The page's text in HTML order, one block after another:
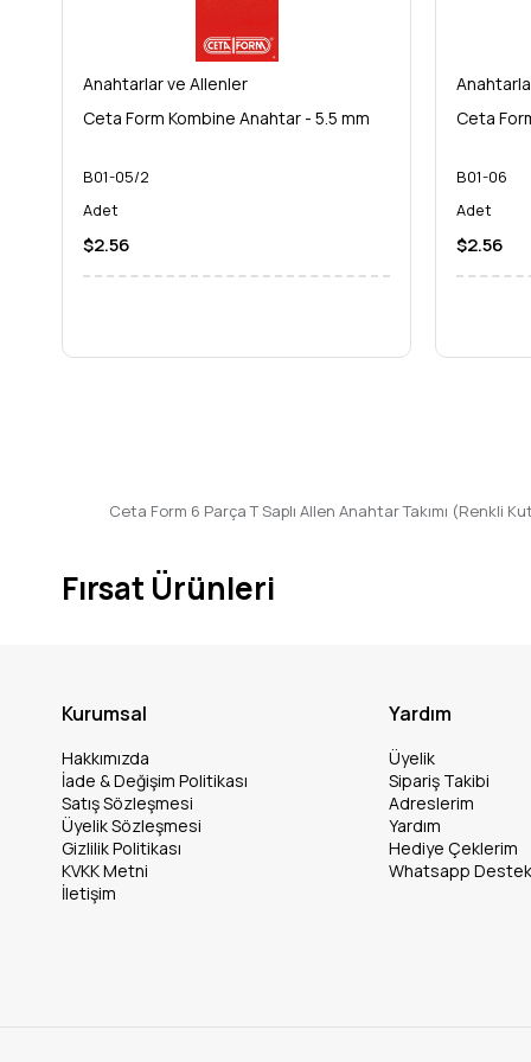
Anahtarlar ve Allenler
Ceta Form Kombine Anahtar - 5.5 mm
B01-05/2
Adet
$2.56
Ceta
B01-06
Adet
$2.56
Ceta Form 6 Parça T Saplı Allen Anahtar Takımı (Renkli
Fırsat Ürünleri
Kurumsal
Hakkımızda
İade & Değişim Politikası
Satış Sözleşmesi
Üyelik Sözleşmesi
Gizlilik Politikası
KVKK Metni
İletişim
Yardım
Üyelik
Sipariş Takibi
Adreslerim
Yardım
Hediye Çeklerim
Whatsapp Destek